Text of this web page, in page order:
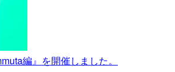
編』を開催しました。